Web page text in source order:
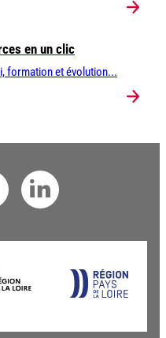
en un clic
formation et évolution...